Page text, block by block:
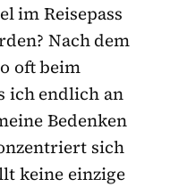
im Reisepass
Nach dem
oft beim
ich endlich an
Bedenken
sich
keine einzige